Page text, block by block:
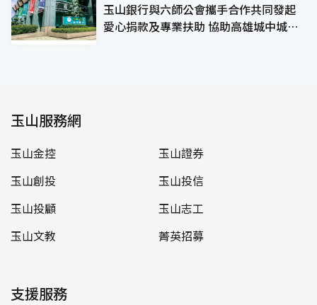
玉山銀行與六師公會攜手合作共同發起
愛心捐款及專業扶助 協助高雄城中城受
玉山服務網
玉山金控
玉山證券
玉山創投
玉山投信
玉山投顧
玉山志工
玉山文教
菁英招募
支援服務